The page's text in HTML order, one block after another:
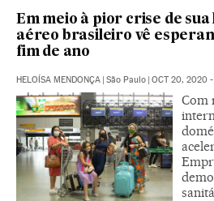
Em meio à pior crise de
aéreo brasileiro vê
fim de ano
HELOÍSA MENDONÇA | São Paulo | OCT 20, 2020
Com